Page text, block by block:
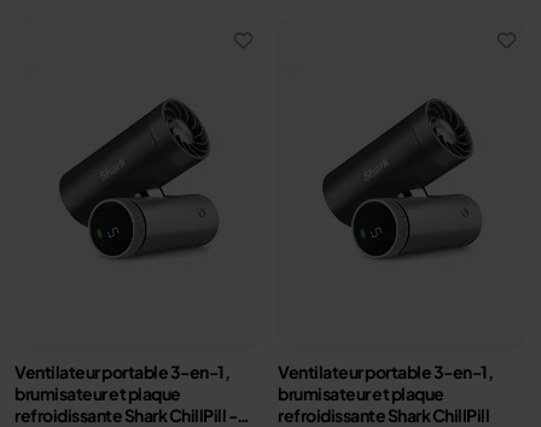
Ventilateur portable 3-en-1,
brumisateur et plaque
refroidissante Shark ChillPill -
Ventilateur portable 3-en-1,
brumisateur et plaque
refroidissante Shark ChillPill